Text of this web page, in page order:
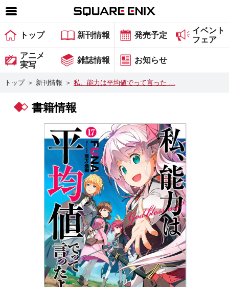
SQUARE ENIX 公式サイトメニュー
ゲーム
マガジン＆ブックス
グッズ
会社情報 採用情報
スクウェア・エニックス サイト内検索
トップ 新刊情報 発売予定
イベント
フェア
アニメ
実写
雑誌情報 お知らせ
トップ ＞ 新刊情報 ＞ 私、能力は平均値でって言った …
書籍情報